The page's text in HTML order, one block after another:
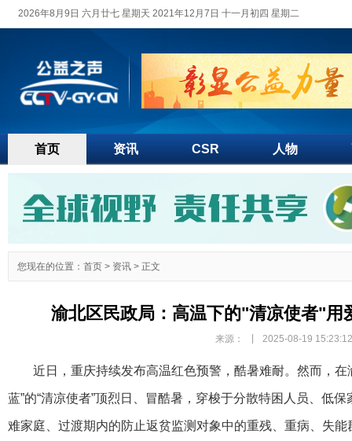
2026年8月9日 六月廿七 星期天 2021年12月7日 十一月初四 星期二
首页 资讯 CSR 人物
您现在的位置： 首页 > 资讯 > 正文
渝北区民政局：高温下的"清凉使者"用
来源： 2025-08-19 15:23:12
近日，重庆持续发布高温红色预警，酷暑难耐。然而，
蓝”的“清凉使者”顶烈日、冒酷暑，穿梭于分散特困人员、低
难家庭、过渡期内的防止返贫监测对象中的重残、重病、失